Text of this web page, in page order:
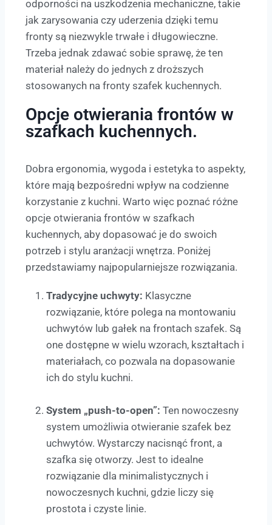
odporności na uszkodzenia mechaniczne, takie
jak zarysowania czy uderzenia dzięki temu
fronty są niezwykle trwałe i długowieczne.
Trzeba jednak zdawać sobie sprawę, że ten
materiał należy do jednych z droższych
stosowanych na fronty szafek kuchennych.
Opcje otwierania frontów w
szafkach kuchennych.
Dobra ergonomia, wygoda i estetyka to aspekty,
które mają bezpośredni wpływ na codzienne
korzystanie z kuchni. Warto więc poznać różne
opcje otwierania frontów w szafkach
kuchennych, aby dopasować je do swoich
potrzeb i stylu aranżacji wnętrza. Poniżej
przedstawiamy najpopularniejsze rozwiązania.
Tradycyjne uchwyty: Klasyczne
rozwiązanie, które polega na montowaniu
uchwytów lub gałek na frontach szafek. Są
one dostępne w wielu wzorach, kształtach i
materiałach, co pozwala na dopasowanie
ich do stylu kuchni.
System „push-to-open”: Ten nowoczesny
system umożliwia otwieranie szafek bez
uchwytów. Wystarczy nacisnąć front, a
szafka się otworzy. Jest to idealne
rozwiązanie dla minimalistycznych i
nowoczesnych kuchni, gdzie liczy się
prostota i czyste linie.